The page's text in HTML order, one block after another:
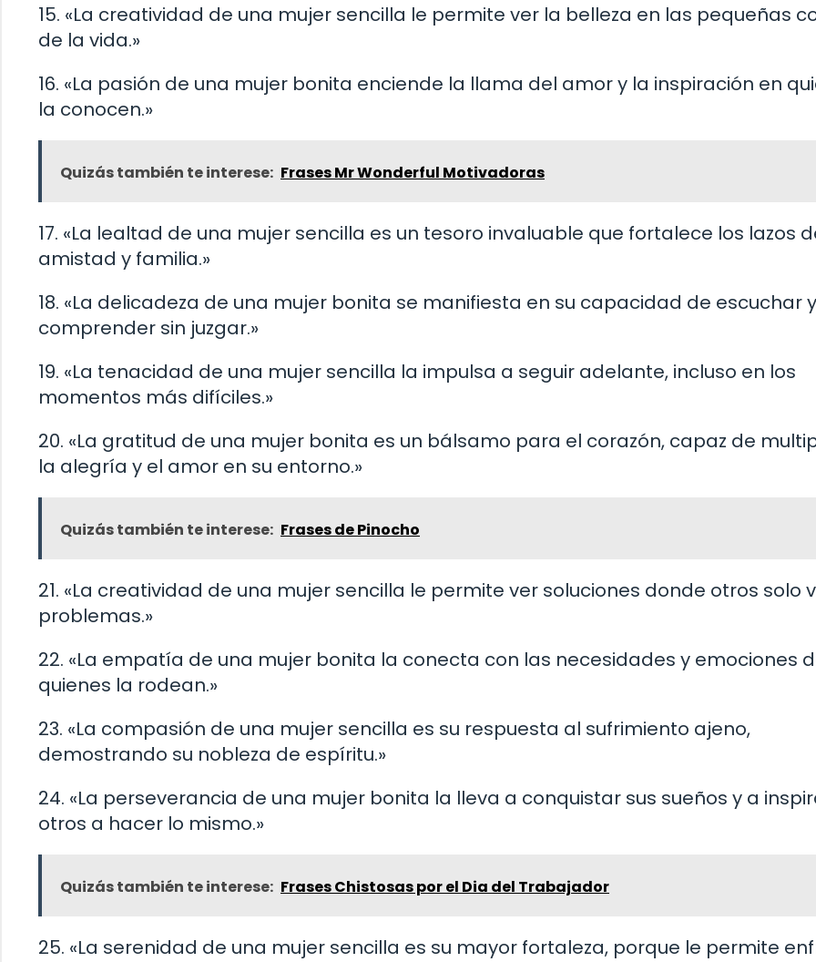
15. «La creatividad de una mujer sencilla le permite ver la belleza en las pequeñas
de la vida.»
16. «La pasión de una mujer bonita enciende la llama del amor y la inspiración en
la conocen.»
Quizás también te interese: Frases Mr Wonderful Motivadoras
17. «La lealtad de una mujer sencilla es un tesoro invaluable que fortalece los lazos
amistad y familia.»
18. «La delicadeza de una mujer bonita se manifiesta en su capacidad de escuchar y
comprender sin juzgar.»
19. «La tenacidad de una mujer sencilla la impulsa a seguir adelante, incluso en los
momentos más difíciles.»
20. «La gratitud de una mujer bonita es un bálsamo para el corazón, capaz de
la alegría y el amor en su entorno.»
Quizás también te interese: Frases de Pinocho
21. «La creatividad de una mujer sencilla le permite ver soluciones donde otros solo
problemas.»
22. «La empatía de una mujer bonita la conecta con las necesidades y emociones
quienes la rodean.»
23. «La compasión de una mujer sencilla es su respuesta al sufrimiento ajeno,
demostrando su nobleza de espíritu.»
24. «La perseverancia de una mujer bonita la lleva a conquistar sus sueños y a
otros a hacer lo mismo.»
Quizás también te interese: Frases Chistosas por el Dia del Trabajador
25. «La serenidad de una mujer sencilla es su mayor fortaleza, porque le permite